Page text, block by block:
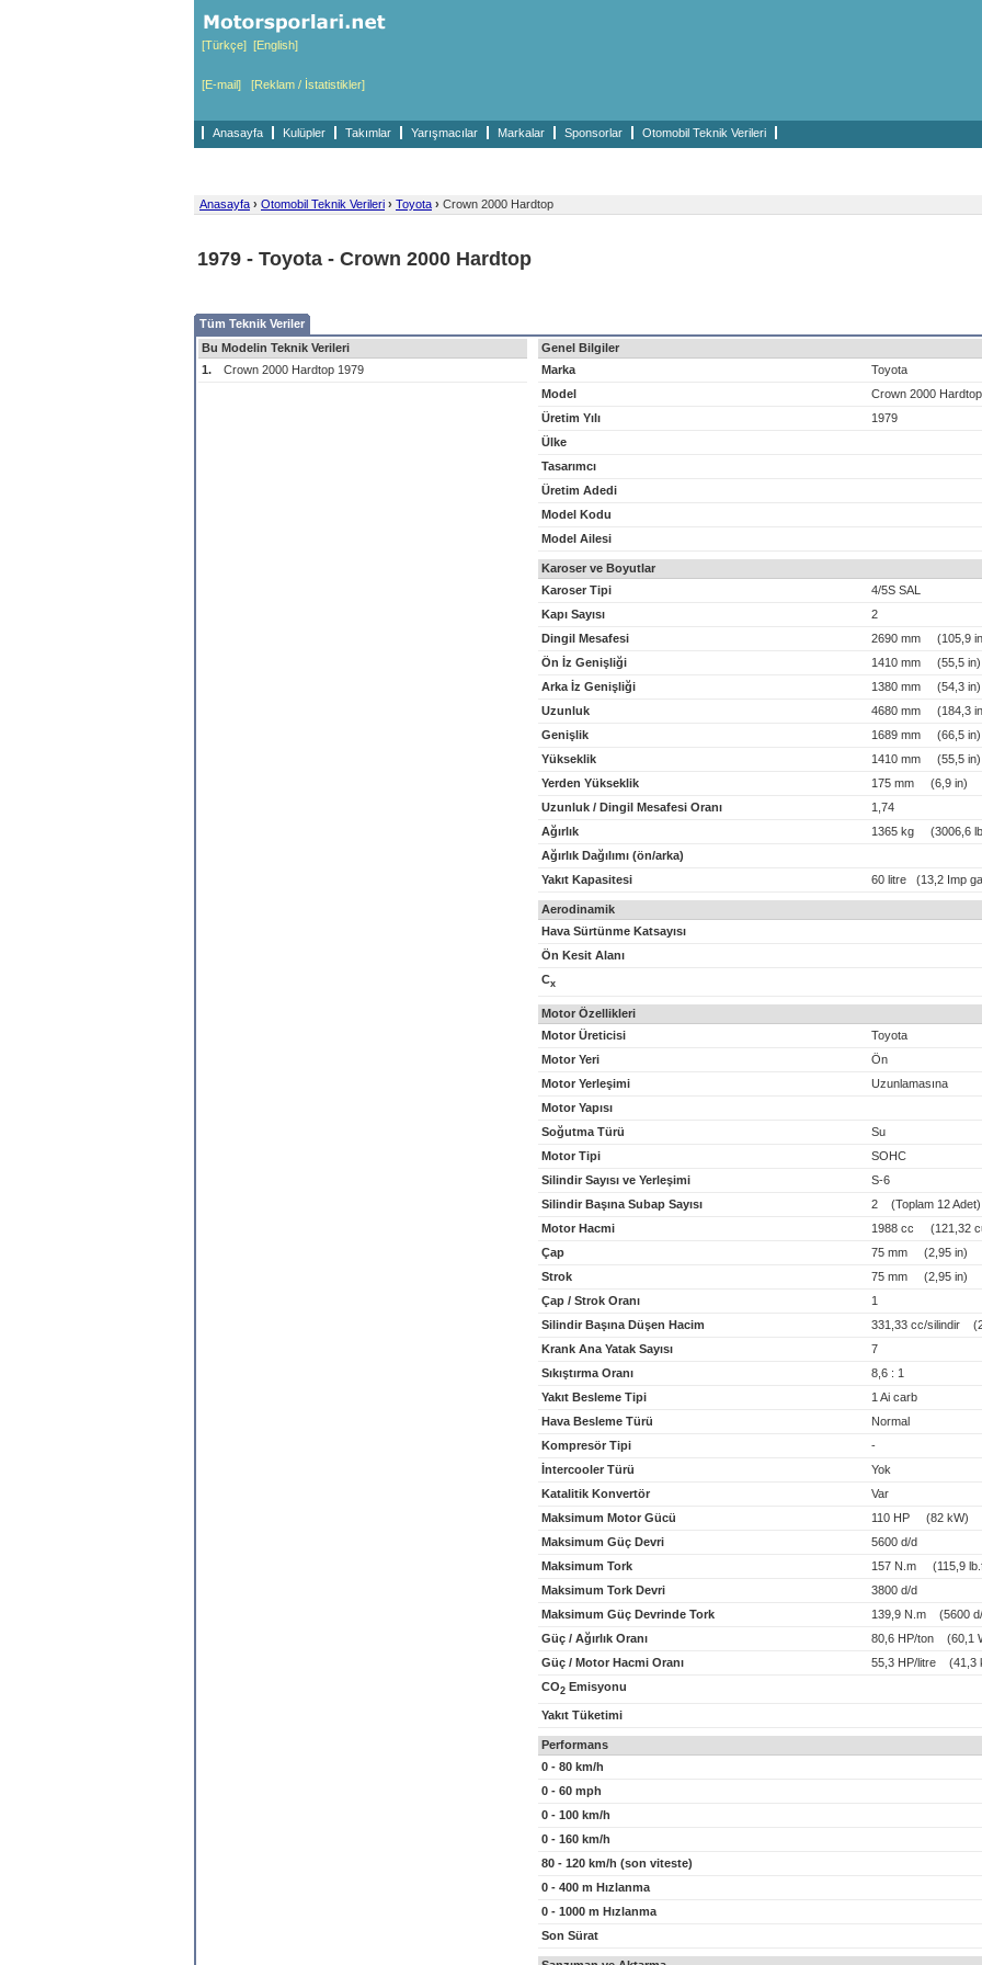
[Türkçe] [English]
[E-mail] [Reklam / İstatistikler]
Anasayfa Kulüpler Takımlar Yarışmacılar Markalar Sponsorlar Otomobil Teknik Verileri
Anasayfa › Otomobil Teknik Verileri › Toyota › Crown 2000 Hardtop
1979 - Toyota - Crown 2000 Hardtop
Tüm Teknik Veriler
Bu Modelin Teknik Verileri
1.
Crown 2000 Hardtop 1979
Genel Bilgiler
Marka
Toyota
Model
Crown 2000 Hardtop
Üretim Yılı
1979
Ülke
Tasarımcı
Üretim Adedi
Model Kodu
Model Ailesi
Karoser ve Boyutlar
Karoser Tipi
4/5S SAL
Kapı Sayısı
2
Dingil Mesafesi
2690 mm (105,9
Ön İz Genişliği
1410 mm (55,5 in)
Arka İz Genişliği
1380 mm (54,3 in)
Uzunluk
4680 mm (184,3
Genişlik
1689 mm (66,5 in)
Yükseklik
1410 mm (55,5 in)
Yerden Yükseklik
175 mm (6,9 in)
Uzunluk / Dingil Mesafesi Oranı
1,74
Ağırlık
1365 kg (3006,6
Ağırlık Dağılımı (ön/arka)
Yakıt Kapasitesi
60 litre (13,2 Imp
Aerodinamik
Hava Sürtünme Katsayısı
Ön Kesit Alanı
Cx
Motor Özellikleri
Motor Üreticisi
Toyota
Motor Yeri
Ön
Motor Yerleşimi
Uzunlamasına
Motor Yapısı
Soğutma Türü
Su
Motor Tipi
SOHC
Silindir Sayısı ve Yerleşimi
S-6
Silindir Başına Subap Sayısı
2 (Toplam 12 Adet)
Motor Hacmi
1988 cc (121,32
Çap
75 mm (2,95 in)
Strok
75 mm (2,95 in)
Çap / Strok Oranı
1
Silindir Başına Düşen Hacim
331,33 cc/silindir
Krank Ana Yatak Sayısı
7
Sıkıştırma Oranı
8,6 : 1
Yakıt Besleme Tipi
1 Ai carb
Hava Besleme Türü
Normal
Kompresör Tipi
-
İntercooler Türü
Yok
Katalitik Konvertör
Var
Maksimum Motor Gücü
110 HP (82 kW)
Maksimum Güç Devri
5600 d/d
Maksimum Tork
157 N.m (115,9
Maksimum Tork Devri
3800 d/d
Maksimum Güç Devrinde Tork
139,9 N.m (5600
Güç / Ağırlık Oranı
80,6 HP/ton (60,1
Güç / Motor Hacmi Oranı
55,3 HP/litre (41,3
CO2 Emisyonu
Yakıt Tüketimi
Performans
0 - 80 km/h
0 - 60 mph
0 - 100 km/h
0 - 160 km/h
80 - 120 km/h (son viteste)
0 - 400 m Hızlanma
0 - 1000 m Hızlanma
Son Sürat